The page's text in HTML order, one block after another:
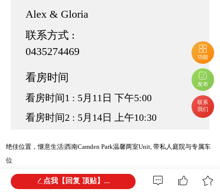
功能
发布
联系
我们
Alex & Gloria
联系方式 :
0435274469
看房时间
看房时间1 : 5月11日 下午5:00
看房时间2 : 5月14日 上午10:30
绝佳位置，惬意生活|西南Camden Park温馨两室Unit, 带私人庭院与专属车
位
非常适合首次购房者/投资。
点我【回复 顶贴】...